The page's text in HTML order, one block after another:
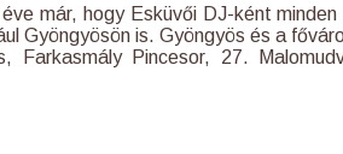
már, hogy Esküvői DJ-ként
Gyöngyösön is. Gyöngyös és a
Farkasmály Pincesor, 27.